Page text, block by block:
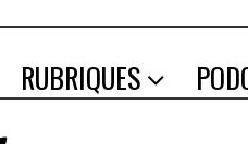
RUBRIQUES